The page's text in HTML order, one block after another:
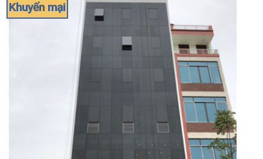
Khuyến mại